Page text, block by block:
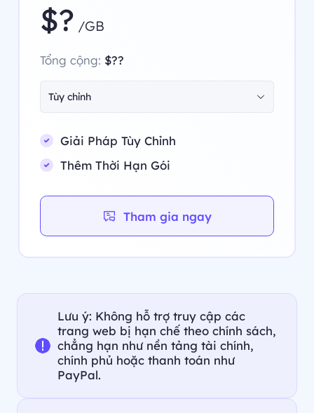
$? /GB
Tổng cộng: $??
Tùy chỉnh
Giải Pháp Tùy Chỉnh
Thêm Thời Hạn Gói
Tham gia ngay
Lưu ý: Không hỗ trợ truy cập các
trang web bị hạn chế theo chính sách,
chẳng hạn như nền tảng tài chính,
chính phủ hoặc thanh toán như
PayPal.